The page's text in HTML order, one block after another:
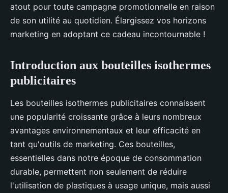
atout pour toute campagne promotionnelle en raison
de son utilité au quotidien. Élargissez vos horizons
marketing en adoptant ce cadeau incontournable !
Introduction aux bouteilles isothermes
publicitaires
Les bouteilles isothermes publicitaires connaissent
une popularité croissante grâce à leurs nombreux
avantages environnementaux et leur efficacité en
tant qu'outils de marketing. Ces bouteilles,
essentielles dans notre époque de consommation
durable, permettent non seulement de réduire
l'utilisation de plastiques à usage unique, mais aussi